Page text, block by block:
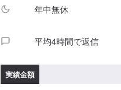
年中無休
平均4時間で返信
実績金額